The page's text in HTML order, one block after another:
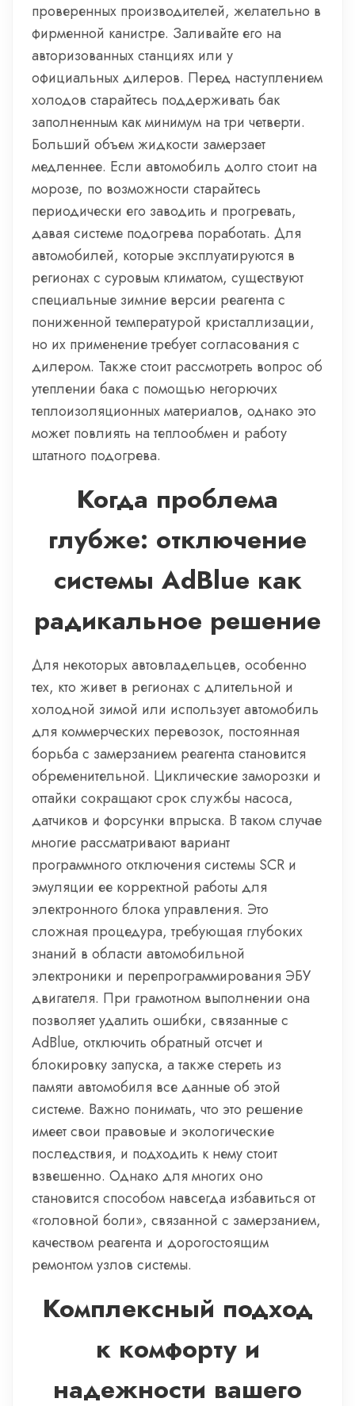
проверенных производителей, желательно в
фирменной канистре. Заливайте его на
авторизованных станциях или у
официальных дилеров. Перед наступлением
холодов старайтесь поддерживать бак
заполненным как минимум на три четверти.
Больший объем жидкости замерзает
медленнее. Если автомобиль долго стоит на
морозе, по возможности старайтесь
периодически его заводить и прогревать,
давая системе подогрева поработать. Для
автомобилей, которые эксплуатируются в
регионах с суровым климатом, существуют
специальные зимние версии реагента с
пониженной температурой кристаллизации,
но их применение требует согласования с
дилером. Также стоит рассмотреть вопрос об
утеплении бака с помощью негорючих
теплоизоляционных материалов, однако это
может повлиять на теплообмен и работу
штатного подогрева.
Когда проблема
глубже: отключение
системы AdBlue как
радикальное решение
Для некоторых автовладельцев, особенно
тех, кто живет в регионах с длительной и
холодной зимой или использует автомобиль
для коммерческих перевозок, постоянная
борьба с замерзанием реагента становится
обременительной. Циклические заморозки и
оттайки сокращают срок службы насоса,
датчиков и форсунки впрыска. В таком случае
многие рассматривают вариант
программного отключения системы SCR и
эмуляции ее корректной работы для
электронного блока управления. Это
сложная процедура, требующая глубоких
знаний в области автомобильной
электроники и перепрограммирования ЭБУ
двигателя. При грамотном выполнении она
позволяет удалить ошибки, связанные с
AdBlue, отключить обратный отсчет и
блокировку запуска, а также стереть из
памяти автомобиля все данные об этой
системе. Важно понимать, что это решение
имеет свои правовые и экологические
последствия, и подходить к нему стоит
взвешенно. Однако для многих оно
становится способом навсегда избавиться от
«головной боли», связанной с замерзанием,
качеством реагента и дорогостоящим
ремонтом узлов системы.
Комплексный подход
к комфорту и
надежности вашего